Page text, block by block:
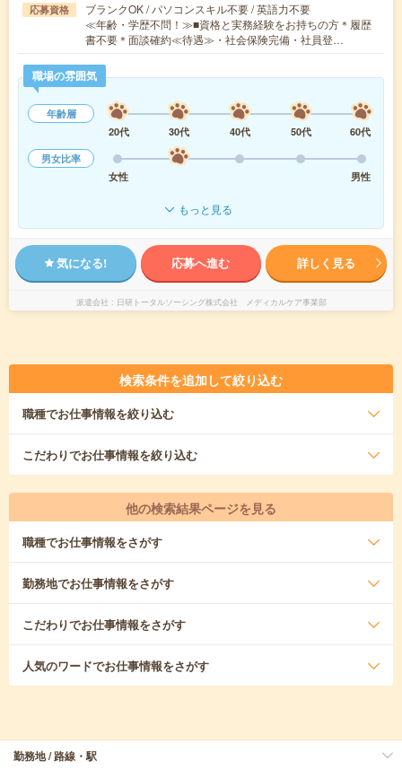
応募資格
ブランクOK / パソコンスキル不要 / 英語力不要
≪年齢・学歴不問！≫■資格と実務経験をお持ちの方＊履歴
書不要＊面談確約≪待遇≫・社会保険完備・社員登…
職場の雰囲気
年齢層
20代
30代 40代 50代
60代
男女比率
女性
男性
もっと見る
気になる! 応募へ進む 詳しく見る
派遣会社 日研トータルソーシング株式会社 メディカルケア事業部
検索条件を追加して絞り込む
職種でお仕事情報を絞り込む
こだわりでお仕事情報を絞り込む
他の検索結果ページを見る
職種でお仕事情報をさがす
勤務地でお仕事情報をさがす
こだわりでお仕事情報をさがす
人気のワードでお仕事情報をさがす
勤務地 / 路線・駅